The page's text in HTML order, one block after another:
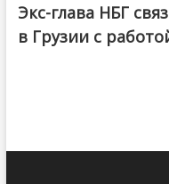
Экс-глава НБГ
в Грузии с